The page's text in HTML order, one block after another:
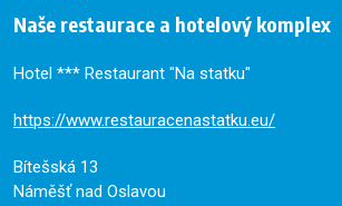
Naše restaurace a hotelový komplex
Hotel *** Restaurant "Na statku"
https://www.restauracenastatku.eu/
Bítešská 13
Náměšť nad Oslavou